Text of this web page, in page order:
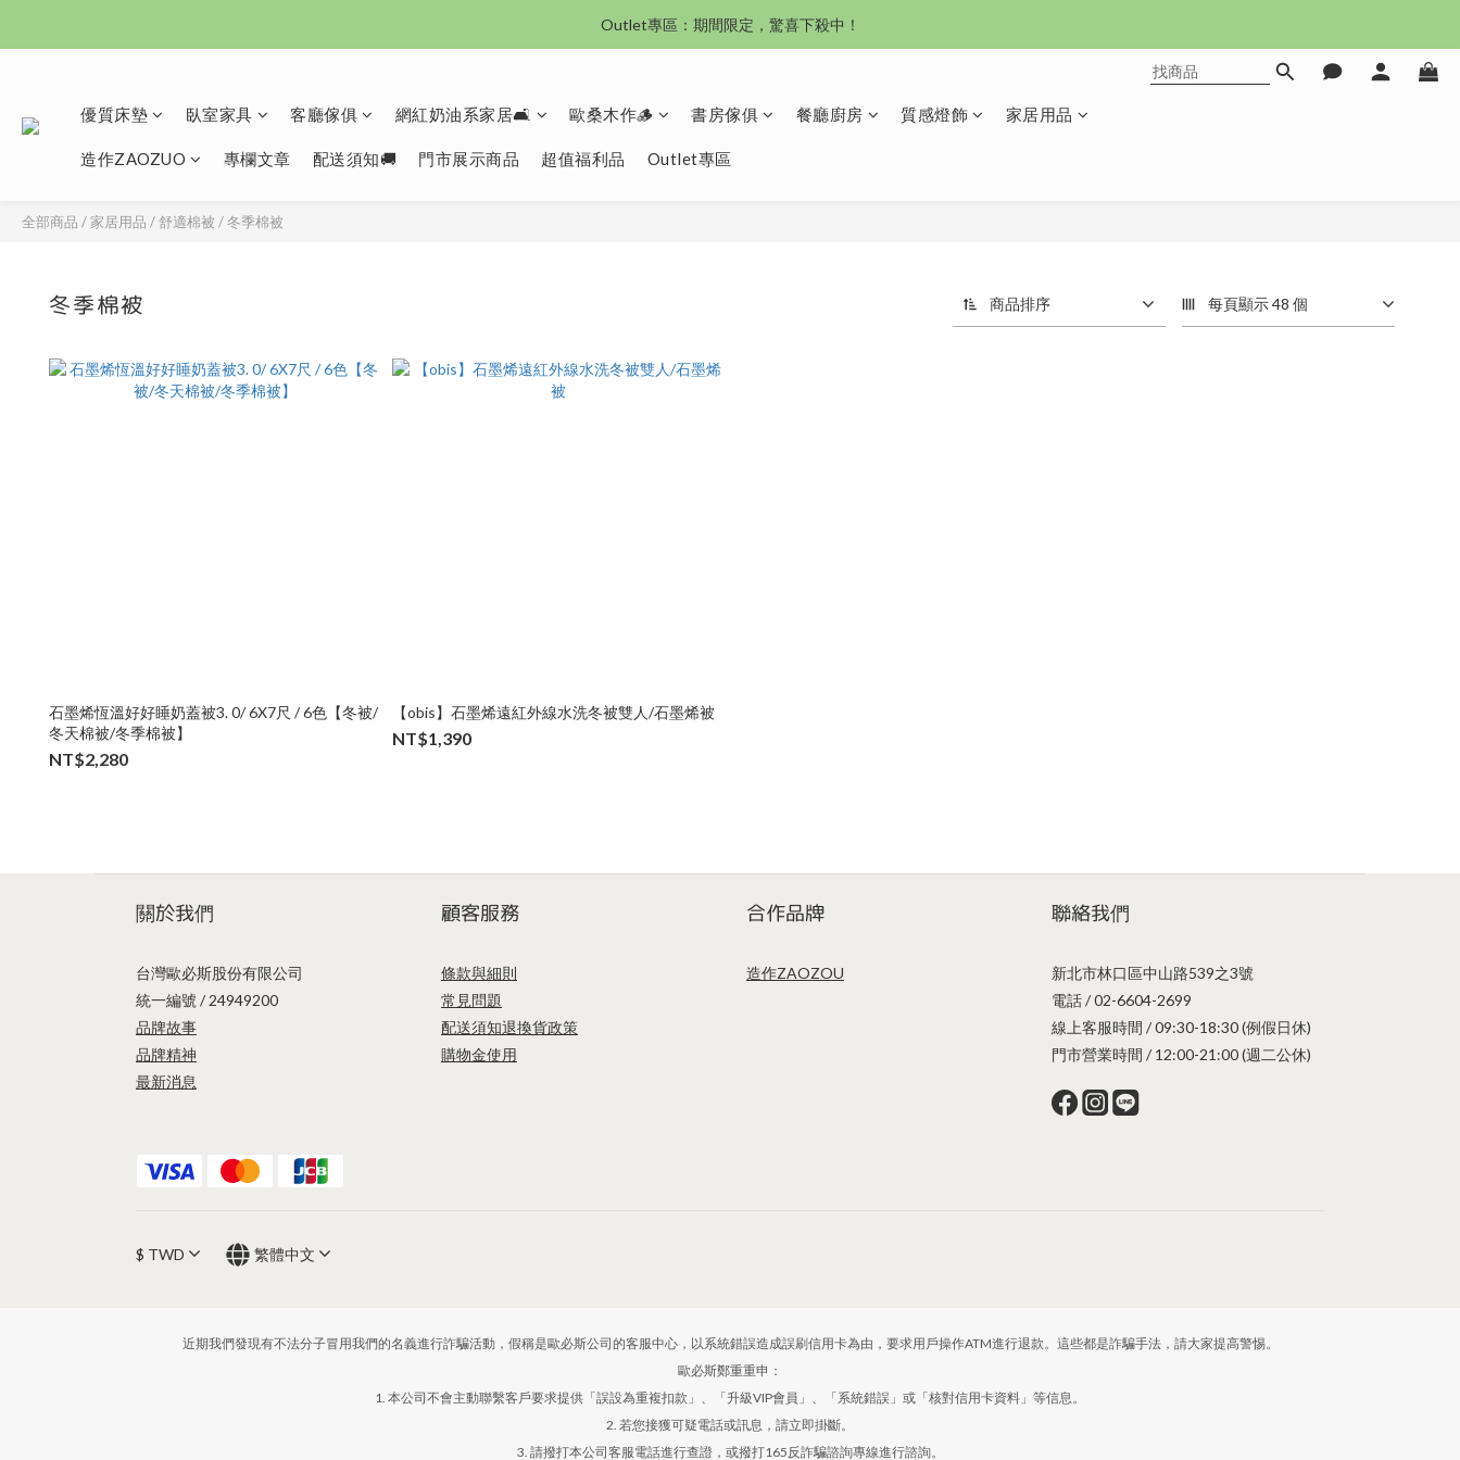
沙發新登場｜想躺就躺，頭等艙到商務艙一次擁有
Outlet專區：期間限定，驚喜下殺中！
優質床墊 臥室家具 客廳傢俱 網紅奶油系家居🛋️ 歐桑木作🪵 書房傢俱 餐廳廚房 質感燈飾 家居用品
造作ZAOZUO 專欄文章 配送須知🚚 門市展示商品 超值福利品 Outlet專區
全部商品 /家居用品 /舒適棉被 /冬季棉被
冬季棉被 商品排序 每頁顯示 48 個
石墨烯恆溫好好睡奶蓋被3. 0/ 6X7尺 / 6色【冬被/
冬天棉被/冬季棉被】
NT$2,280
【obis】石墨烯遠紅外線水洗冬被雙人/石墨烯被
NT$1,390
關於我們
台灣歐必斯股份有限公司
統一編號 / 24949200
品牌故事
品牌精神
最新消息
顧客服務
條款與細則
常見問題
配送須知退換貨政策
購物金使用
合作品牌
造作ZAOZOU
聯絡我們
新北市林口區中山路539之3號
電話 / 02-6604-2699
線上客服時間 / 09:30-18:30 (例假日休)
門市營業時間 / 12:00-21:00 (週二公休)
$ TWD 繁體中文
近期我們發現有不法分子冒用我們的名義進行詐騙活動，假稱是歐必斯公司的客服中心，以系統錯誤造成誤刷信用卡為由，要求用戶操作ATM進行退款。這些都是詐騙手法，請大家提高警惕。
歐必斯鄭重重申：
1. 本公司不會主動聯繫客戶要求提供「誤設為重複扣款」、「升級VIP會員」、「系統錯誤」或「核對信用卡資料」等信息。
2. 若您接獲可疑電話或訊息，請立即掛斷。
3. 請撥打本公司客服電話進行查證，或撥打165反詐騙諮詢專線進行諮詢。